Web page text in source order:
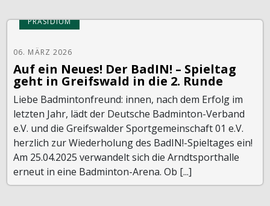
PRÄSIDIUM
06. MÄRZ 2026
Auf ein Neues! Der BadIN! – Spieltag
geht in Greifswald in die 2. Runde
Liebe Badmintonfreund: innen, nach dem Erfolg im
letzten Jahr, lädt der Deutsche Badminton-Verband
e.V. und die Greifswalder Sportgemeinschaft 01 e.V.
herzlich zur Wiederholung des BadIN!-Spieltages ein!
Am 25.04.2025 verwandelt sich die Arndtsporthalle
erneut in eine Badminton-Arena. Ob [...]